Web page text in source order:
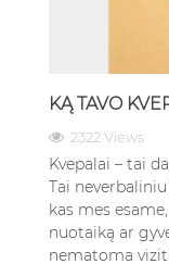
KĄ TAVO
2322 Views
Kvepalai – tai
Tai
kas mes
nuotaiką ar
nematoma